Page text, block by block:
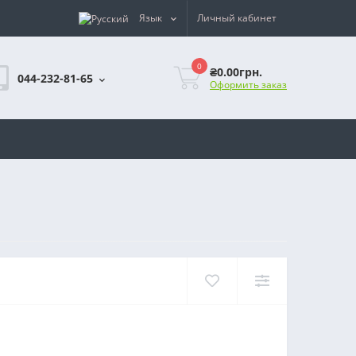
Язык Личный кабинет
044-232-81-65
0 ₴0.00грн.
Оформить заказ